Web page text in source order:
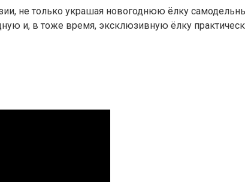
не только украшая новогоднюю ёлку
и, в тоже время, эксклюзивную ёлку